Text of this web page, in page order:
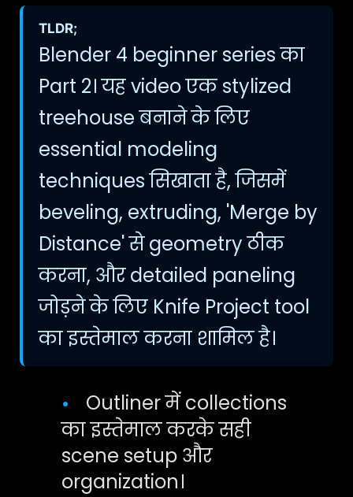
TLDR;
Blender 4 beginner series का
Part 2। यह video एक stylized
treehouse बनाने के लिए
essential modeling
techniques सिखाता है, जिसमें
beveling, extruding, 'Merge by
Distance' से geometry ठीक
करना, और detailed paneling
जोड़ने के लिए Knife Project tool
का इस्तेमाल करना शामिल है।
•
Outliner में collections
का इस्तेमाल करके सही
scene setup और
organization।